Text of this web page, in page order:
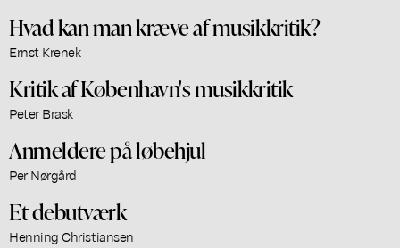
Hvad kan man kræve af musikkritik?
Ernst Krenek
Kritik af København's musikkritik
Peter Brask
Anmeldere på løbehjul
Per Nørgård
Et debutværk
Henning Christiansen